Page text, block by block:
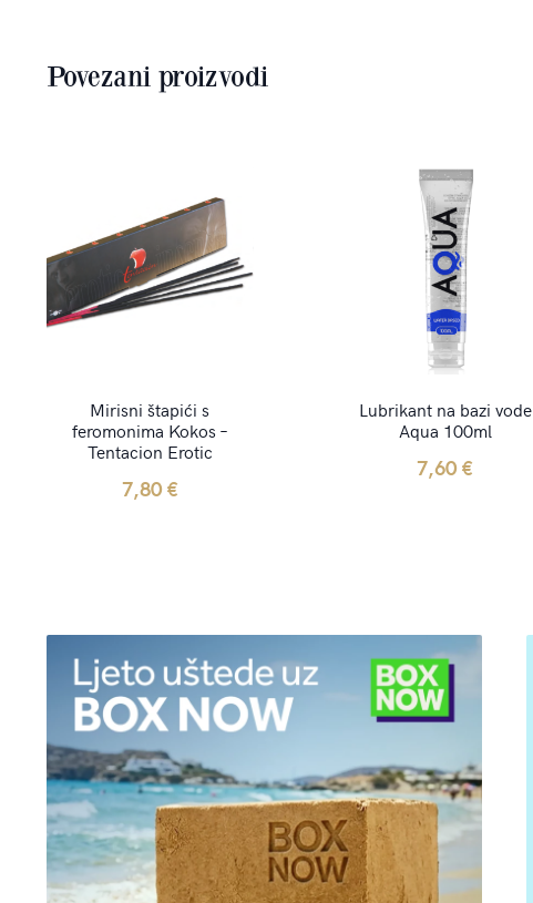
Povezani proizvodi
Mirisni štapići s
feromonima Kokos –
Tentacion Erotic
7,80€
Lubrikant na bazi vode
Aqua 100ml
7,60€